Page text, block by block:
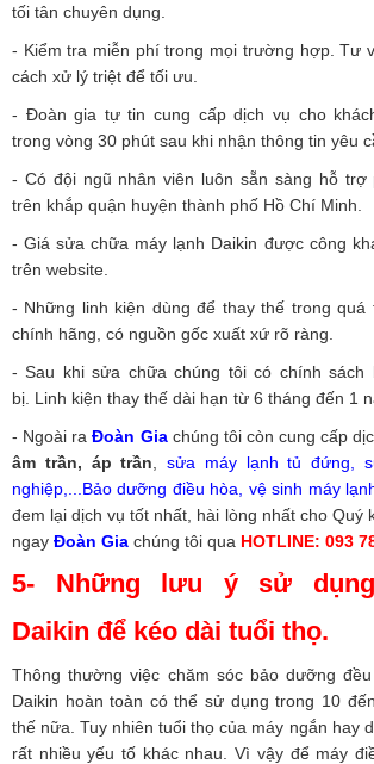
tối tân chuyên dụng.
- Kiểm tra miễn phí trong mọi trường hợp. Tư
cách xử lý triệt để tối ưu.
- Đoàn gia tự tin cung cấp dịch vụ cho
trong vòng 30 phút sau khi nhận thông tin yêu
- Có đội ngũ nhân viên luôn sẵn sàng hỗ trợ
trên khắp quận huyện thành phố Hồ Chí Minh.
- Giá sửa chữa máy lạnh Daikin được công
trên website.
- Những linh kiện dùng để thay thế trong quá
chính hãng, có nguồn gốc xuất xứ rõ ràng.
- Sau khi sửa chữa chúng tôi có chính sách
bị. Linh kiện thay thế dài hạn từ 6 tháng đến 1
- Ngoài raĐoàn Giachúng tôi còn cung cấp
âm trần, áp trần
sửa máy lạnh tủ đứng
nghiệp
Bảo dưỡng điều hòa vệ sinh máy
đem lại dịch vụ tốt nhất, hài lòng nhất cho Quý
ngay Đoàn Gia chúng tôi qua HOTLINE: 093
5- Những lưu ý sử
Daikin để kéo dài tuổi thọ.
Thông thường việc chăm sóc bảo dưỡng
Daikin hoàn toàn có thể sử dụng trong 10
thế nữa. Tuy nhiên tuổi thọ của máy ngắn hay
rất nhiều yếu tố khác nhau. Vì vậy để máy